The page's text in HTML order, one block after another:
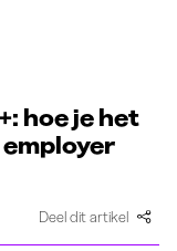
hoe je het
Deel dit artikel